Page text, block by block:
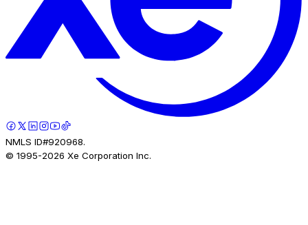
NMLS ID#920968.
© 1995-2026 Xe Corporation Inc.